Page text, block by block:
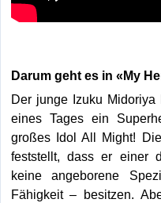
Darum geht es in «My
Der junge Izuku
eines Tages ein
großes Idol All Might!
feststellt, dass er einer
keine angeborene
Fähigkeit – besitzen.